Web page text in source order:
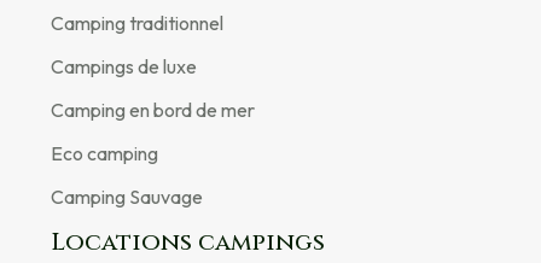
Camping traditionnel
Campings de luxe
Camping en bord de mer
Eco camping
Camping Sauvage
Locations campings